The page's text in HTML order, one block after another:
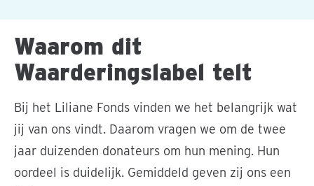
Waarom dit
Waarderingslabel telt
Bij het Liliane Fonds vinden we het belangrijk wat
jij van ons vindt. Daarom vragen we om de twee
jaar duizenden donateurs om hun mening. Hun
oordeel is duidelijk. Gemiddeld geven zij ons een